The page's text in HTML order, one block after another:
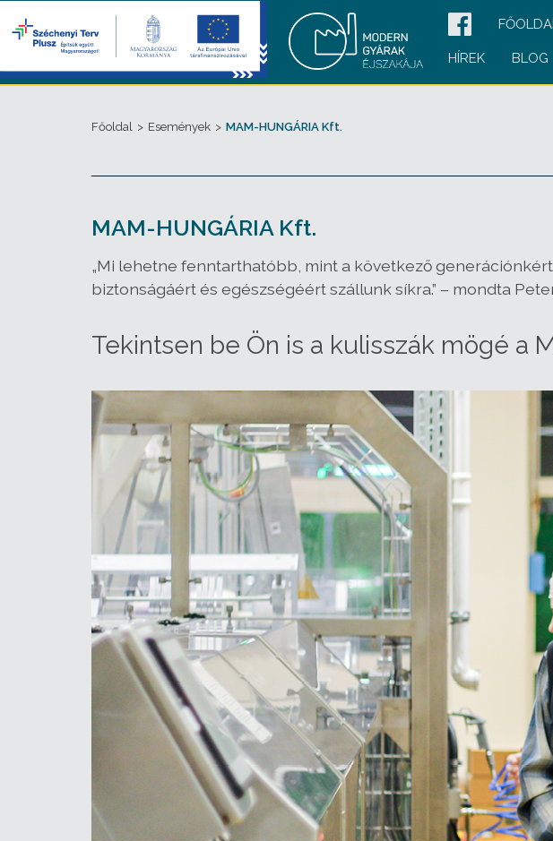
HÍREK BLOG
Főoldal > Események > MAM-HUNGÁRIA Kft.
MAM-HUNGÁRIA Kft.
„Mi lehetne fenntarthatóbb, mint a következő
biztonságáért és egészségéért szállunk síkra.” – mondta
Tekintsen be Ön is a kulisszák mögé a